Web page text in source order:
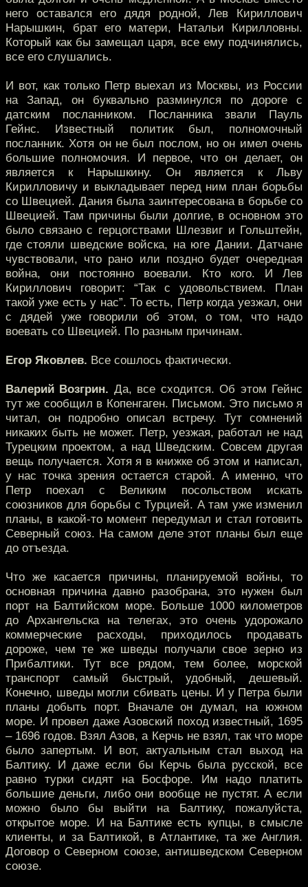
него оставался его дядя родной, Лев Кириллович
Нарышкин, брат его матери, Натальи Кирилловны.
Который как бы замещал царя, все ему подчинялись,
все его слушались.
И вот, как только Петр выехал из Москвы, из России
на Запад, он буквально разминулся по дороге с
датским посланником. Посланника звали Пауль
Гейнс. Известный политик был, полномочный
посланник. Хотя он не был послом, но он имел очень
большие полномочия. И первое, что он делает, он
является к Нарышкину. Он является к Льву
Кирилловичу и выкладывает перед ним план борьбы
со Швецией. Дания была заинтересована в борьбе со
Швецией. Там причины были долгие, в основном это
было связано с герцогствами Шлезвиг и Гольштейн,
где стояли шведские войска, на юге Дании. Датчане
чувствовали, что рано или поздно будет очередная
война, они постоянно воевали. Кто кого. И Лев
Кириллович говорит: “Так с удовольствием. План
такой уже есть у нас”. То есть, Петр когда уезжал, они
с дядей уже говорили об этом, о том, что надо
воевать со Швецией. По разным причинам.
Егор Яковлев. Все сошлось фактически.
Валерий Возгрин. Да, все сходится. Об этом Гейнс
тут же сообщил в Копенгаген. Письмом. Это письмо я
читал, он подробно описал встречу. Тут сомнений
никаких быть не может. Петр, уезжая, работал не над
Турецким проектом, а над Шведским. Совсем другая
вещь получается. Хотя я в книжке об этом и написал,
у нас точка зрения остается старой. А именно, что
Петр поехал с Великим посольством искать
союзников для борьбы с Турцией. А там уже изменил
планы, в какой-то момент передумал и стал готовить
Северный союз. На самом деле этот планы был еще
до отъезда.
Что же касается причины, планируемой войны, то
основная причина давно разобрана, это нужен был
порт на Балтийском море. Больше 1000 километров
до Архангельска на телегах, это очень удорожало
коммерческие расходы, приходилось продавать
дороже, чем те же шведы получали свое зерно из
Прибалтики. Тут все рядом, тем более, морской
транспорт самый быстрый, удобный, дешевый.
Конечно, шведы могли сбивать цены. И у Петра были
планы добыть порт. Вначале он думал, на южном
море. И провел даже Азовский поход известный, 1695
– 1696 годов. Взял Азов, а Керчь не взял, так что море
было запертым. И вот, актуальным стал выход на
Балтику. И даже если бы Керчь была русской, все
равно турки сидят на Босфоре. Им надо платить
большие деньги, либо они вообще не пустят. А если
можно было бы выйти на Балтику, пожалуйста,
открытое море. И на Балтике есть купцы, в смысле
клиенты, и за Балтикой, в Атлантике, та же Англия.
Договор о Северном союзе, антишведском Северном
союзе.